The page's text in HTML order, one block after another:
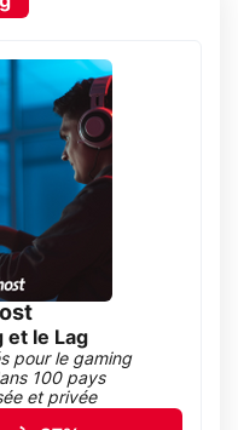
et le Lag
pour le gaming
100 pays
et privée